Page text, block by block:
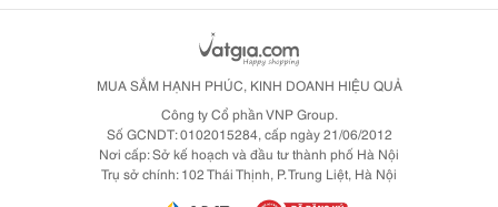
MUA SẮM HẠNH PHÚC, KINH DOANH HIỆU QUẢ
Công ty Cổ phần VNP Group.
Số GCNDT: 0102015284, cấp ngày 21/06/2012
Nơi cấp: Sở kế hoạch và đầu tư thành phố Hà Nội
Trụ sở chính: 102 Thái Thịnh, P. Trung Liệt, Hà Nội